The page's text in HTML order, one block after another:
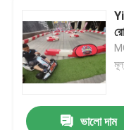
ভালো দাম